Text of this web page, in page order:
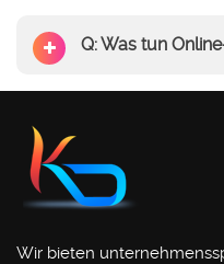
Q: Was tun
Wir bieten